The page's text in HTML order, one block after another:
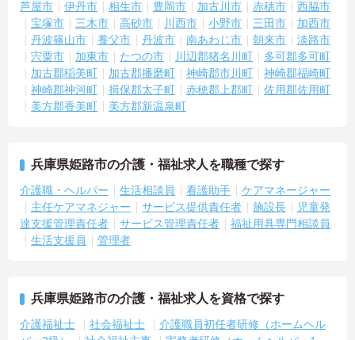
芦屋市 伊丹市 相生市 豊岡市 加古川市 赤穂市
西脇市
宝塚市
三木市 高砂市 川西市 小野市 三田市
加西市
丹波篠山市
養父市 丹波市 南あわじ市 朝来市
淡路市
宍粟市
加東市 たつの市 川辺郡猪名川町
多可郡多可町
加古郡稲美町
加古郡播磨町 神崎郡市川町
神崎郡福崎町
神崎郡神河町
揖保郡太子町 赤穂郡上郡町
佐用郡佐用町
美方郡香美町
美方郡新温泉町
兵庫県姫路市の介護・福祉求人を職種で探す
介護職・ヘルパー 生活相談員 看護助手
ケアマネージャー
主任ケアマネジャー
サービス提供責任者 施設長
児童発
達支援管理責任者
サービス管理責任者
福祉用具専門相談員
生活支援員
管理者
兵庫県姫路市の介護・福祉求人を資格で探す
介護福祉士 社会福祉士
介護職員初任者研修（ホームヘル